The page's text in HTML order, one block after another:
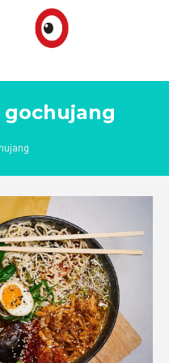
gochujang